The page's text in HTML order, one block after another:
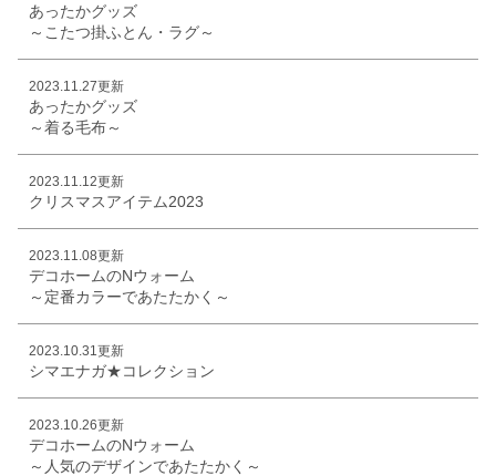
あったかグッズ
～こたつ掛ふとん・ラグ～
2023.11.27更新
あったかグッズ
～着る毛布～
2023.11.12更新
クリスマスアイテム2023
2023.11.08更新
デコホームのNウォーム
～定番カラーであたたかく～
2023.10.31更新
シマエナガ★コレクション
2023.10.26更新
デコホームのNウォーム
～人気のデザインであたたかく～